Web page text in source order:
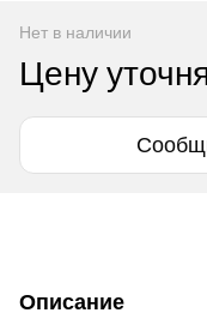
Нет в наличии
Цену
Описание